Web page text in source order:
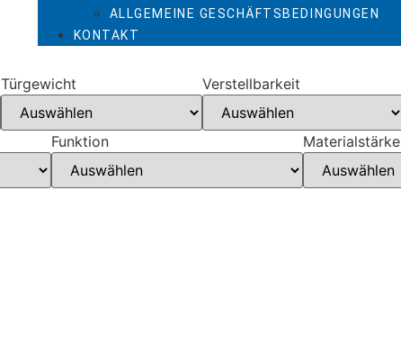
ALLGEMEINE GESCHÄFTSBEDINGUNGEN
KONTAKT
Türgewicht Verstellbarkeit
Funktion Materialstärke